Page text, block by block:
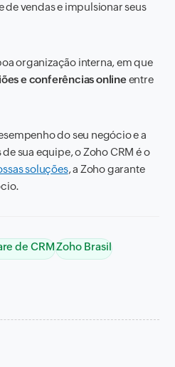
de vendas e impulsionar seus
organização interna, em que
e conferências onlineentre
do seu negócio e a
sua equipe, o Zoho CRM é o
soluções, a Zoho garante
de CRMZoho Brasil